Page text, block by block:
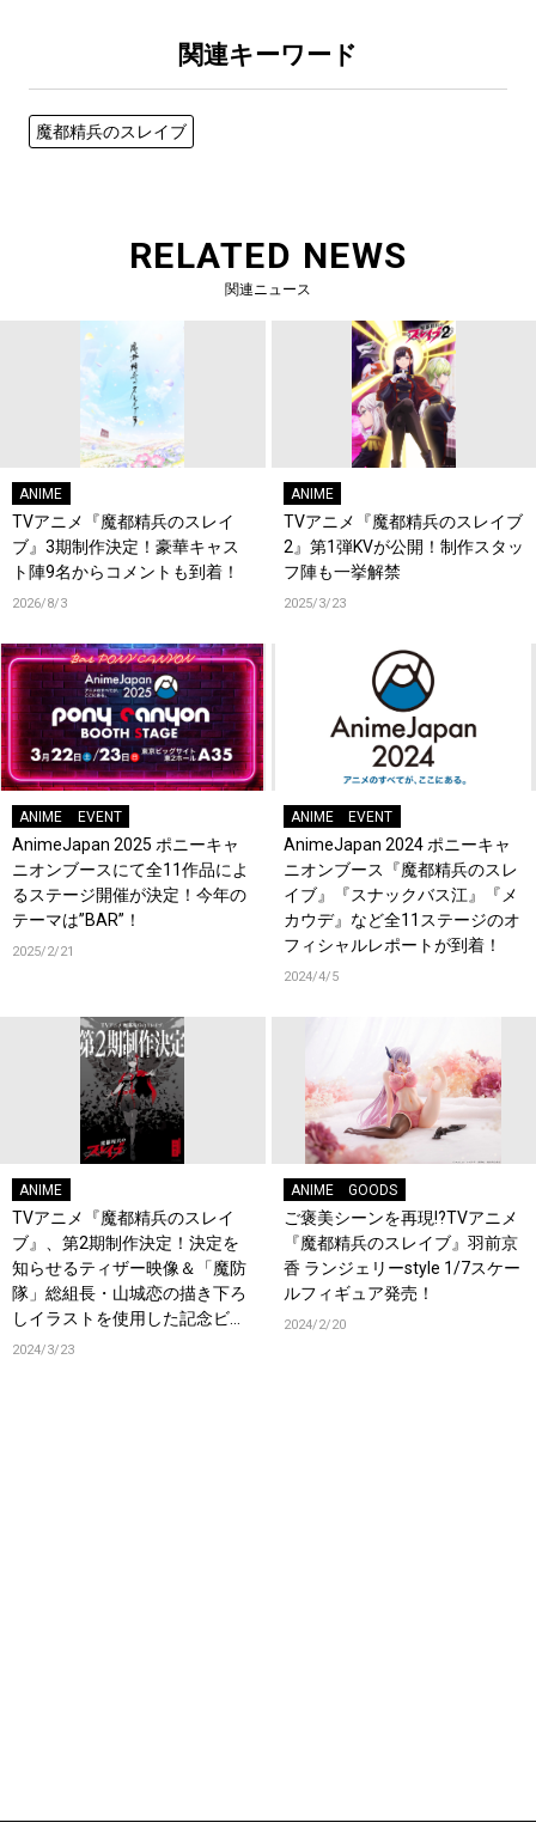
関連キーワード
魔都精兵のスレイブ
RELATED NEWS
関連ニュース
ANIME
TVアニメ『魔都精兵のスレイ
ブ』3期制作決定！豪華キャス
ト陣9名からコメントも到着！
2026/8/3
ANIME
TVアニメ『魔都精兵のスレイブ
2』第1弾KVが公開！制作スタッ
フ陣も一挙解禁
2025/3/23
ANIME EVENT
AnimeJapan 2025 ポニーキャ
ニオンブースにて全11作品によ
るステージ開催が決定！今年の
テーマは”BAR”！
2025/2/21
ANIME EVENT
AnimeJapan 2024 ポニーキャ
ニオンブース『魔都精兵のスレ
イブ』『スナックバス江』『メ
カウデ』など全11ステージのオ
フィシャルレポートが到着！
2024/4/5
ANIME
TVアニメ『魔都精兵のスレイ
ブ』、第2期制作決定！決定を
知らせるティザー映像＆「魔防
隊」総組長・山城恋の描き下ろ
しイラストを使用した記念ビジ
ュアルを同時公開！
2024/3/23
ANIME GOODS
ご褒美シーンを再現!?TVアニメ
『魔都精兵のスレイブ』羽前京
香 ランジェリーstyle 1/7スケー
ルフィギュア発売！
2024/2/20